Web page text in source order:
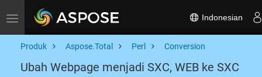
Toggle navigation Indonesian
Produk Aspose.Total Perl Conversion
Ubah Webpage menjadi SXC, WEB ke SXC